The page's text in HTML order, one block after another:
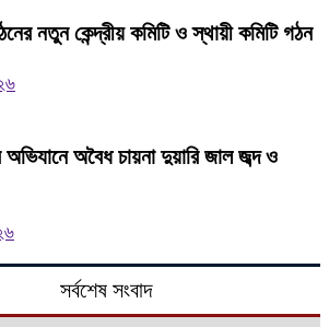
নতুন কেন্দ্রীয় কমিটি ও স্থায়ী কমিটি গঠন
অবৈধ চায়না দুয়ারি জাল জব্দ ও
সর্বশেষ সংবাদ